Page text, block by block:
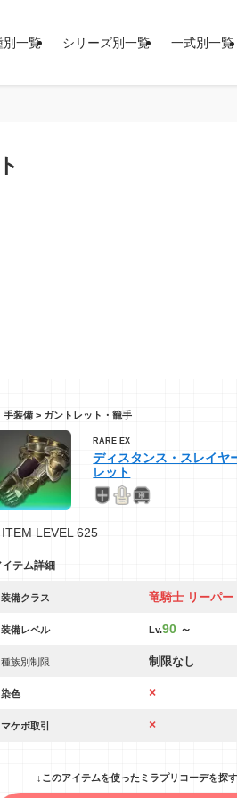
別一覧 シリーズ別一覧 一式別一覧
手装備 > ガントレット・籠手
RARE EX
ディスタンス・スレイヤ
レット
ITEM LEVEL 625
イテム詳細
装備クラス 竜騎士 リーパー
装備レベル Lv.90～
種族別制限 制限なし
染色 ×
マケボ取引 ×
↓このアイテムを使ったミラプリコーデを探す